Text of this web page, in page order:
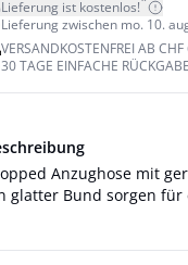
Lieferung ist kostenlos!
Lieferung zwischen mo. 10.
VERSANDKOSTENFREI AB
30 TAGE EINFACHE RÜCKGABE
Anzughose mit
glatter Bund sorgen für